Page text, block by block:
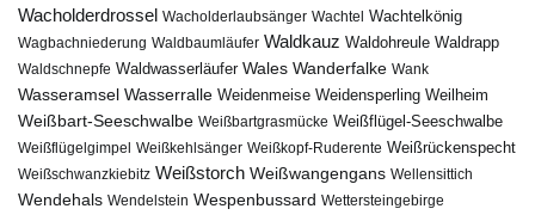
Wacholderdrossel Wacholderlaubsänger Wachtel Wachtelkönig
Wagbachniederung Waldbaumläufer Waldkauz Waldohreule Waldrapp
Waldschnepfe Waldwasserläufer Wales Wanderfalke Wank
Wasseramsel Wasserralle Weidenmeise Weidensperling Weilheim
Weißbart-Seeschwalbe Weißbartgrasmücke Weißflügel-Seeschwalbe
Weißflügelgimpel Weißkehlsänger Weißkopf-Ruderente Weißrückenspecht
Weißschwanzkiebitz Weißstorch Weißwangengans Wellensittich
Wendehals Wendelstein Wespenbussard Wettersteingebirge